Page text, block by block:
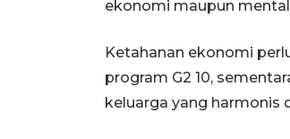
ekonomi maupun
Ketahanan ekonomi
program G2 10,
keluarga yang harmonis